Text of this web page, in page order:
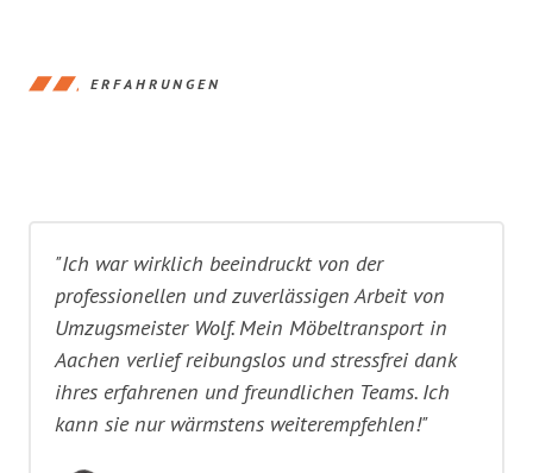
ERFAHRUNGEN
"Ich war wirklich beeindruckt von der
professionellen und zuverlässigen Arbeit von
Umzugsmeister Wolf. Mein Möbeltransport in
Aachen verlief reibungslos und stressfrei dank
ihres erfahrenen und freundlichen Teams. Ich
kann sie nur wärmstens weiterempfehlen!"